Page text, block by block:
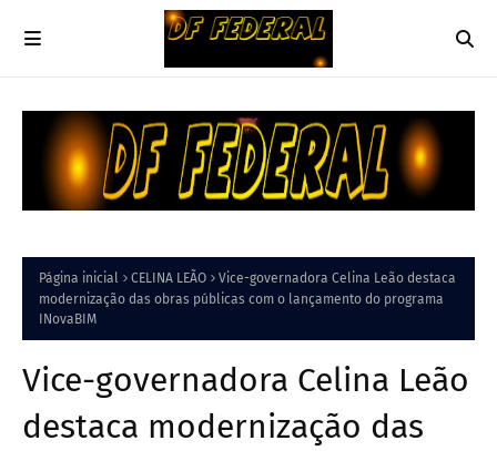
Página inicial CELINA LEÃO
Vice-governadora Celina Leão destaca
modernização das obras públicas com o lançamento do programa
INovaBIM
Vice-governadora Celina Leão
destaca modernização das